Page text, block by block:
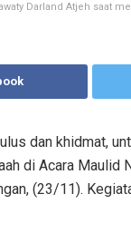
Darland Atjeh saat
dan khidmat,
di Acara Maulid
(23/11).